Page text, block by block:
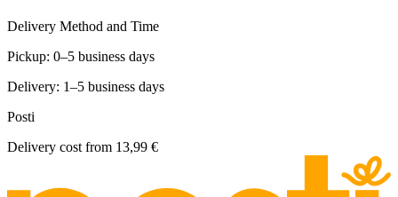
Delivery Method and Time
Pickup: 0–5 business days
Delivery: 1–5 business days
Posti
Delivery cost from 13,99 €